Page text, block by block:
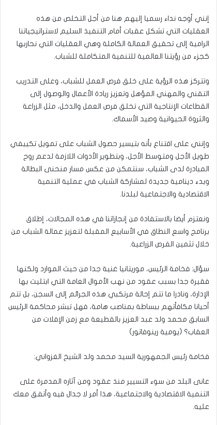
إنني أوجه نداء رسميا إليهم هنا من أجل التخلص من هذه
العقليات التي تشكل عقبات أمام التنفيذ السليم لاستراتيجياتنا
الرامية إلى تحقيق العمالة الكاملة وهي العقليات التي نحاربها
كجزء من رؤيتنا العالمية للتنمية المتكاملة للشباب.
وتتركز هذه الرؤية على خلق فرص العمل للشباب، وعلى التدريب
التقني والمهني المؤهل وتعزيز ريادة الأعمال والوصول إلى
القطاعات الإنتاجية التي تخلق فرص العمل والدخل، مثل الزراعة
والثروة الحيوانية وصيد الأسماك.
وإنني على اقتناع بأنه بتيسير حصول الشباب على تمويل تكييفي
طويل الأجل ومتوسط الأجل، وبتطوير الأدوات اللازمة لدعم روح
المبادرة لدى الشباب، سنتمكن من عكس مسار منحنى البطالة
وبدء دينامية جديدة لمشاركة الشباب في عملية التنمية
الاقتصادية والاجتماعية لبلدنا.
ونعتزم أيضا بالاستفادة من إنجازاتنا في هذه المجالات، إطلاق
برنامج واسع النطاق في الأسابيع المقبلة لتعزيز عمالة الشباب من
خلال تثمين الفرص الزراعية.
سؤال: فخامة الرئيس، موريتانيا غنية جدا من حيث الموارد ولكنها
فقيرة جدا بسبب عقود من نهب الأموال العامة التي ابتليت بها
الإدارة، ونادرا ما تتم إحالة مرتكبي هذه الجرائم إلى السجن، بل تتم
أحيانا مكافأتهم ببساطة بمناصب هامة، فهل تبشر محاكمة الرئيس
السابق محمد ولد عبد العزيز بالقطيعة مع زمن الإفلات من
العقاب؟ (يومية رينوفاتور)
فخامة رئيس الجمهورية السيد محمد ولد الشيخ الغزواني:
عانى البلد من سوء التسيير منذ عقود ومن آثاره المدمرة على
التنمية الاقتصادية والاجتماعية، هذا أمر لا جدال فيه وأتفق معك
عليه.